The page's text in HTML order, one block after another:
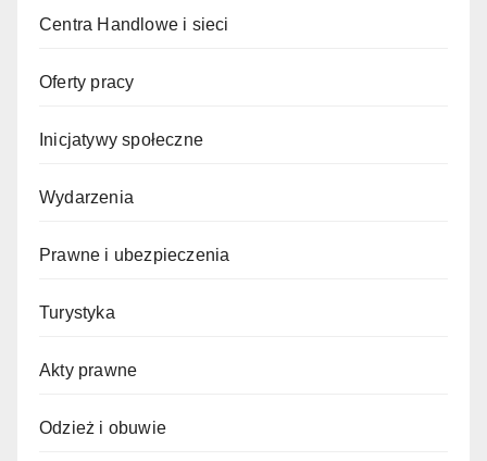
Centra Handlowe i sieci
Oferty pracy
Inicjatywy społeczne
Wydarzenia
Prawne i ubezpieczenia
Turystyka
Akty prawne
Odzież i obuwie